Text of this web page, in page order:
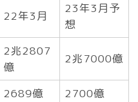
22年3月
23年3月予
想
2兆2807
億
2兆7000億
2689億
2700億